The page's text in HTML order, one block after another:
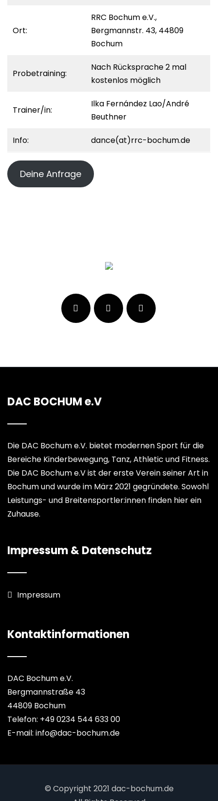
Ort:
RRC Bochum e.V.,
Bergmannstr. 43, 44809
Bochum
Probetraining:
Nach Rücksprache 2 mal
kostenlos möglich
Trainer/in:
Ilka Fernández Lao/André
Beuthner
Info: dance(at)rrc-bochum.de
Deine Anfrage
DAC BOCHUM e.V
Die DAC Bochum e.V. bietet modernen Sport für die
Bereiche Kinderbewegung, Tanz, Athletic und Fitness.
Die DAC Bochum e.V ist der erste Verein seiner Art in
Bochum und wurde im März 2021 gegründete. Sowohl
Leistungs- und Breitensportler:innen finden hier ein
Zuhause.
Impressum & Datenschutz
Impressum
Kontaktinformationen
DAC Bochum e.V.
Bergmannstraße 43
44809 Bochum
Telefon: +49 0234 544 633 00
E-mail: info@dac-bochum.de
© Copyright 2021 dac-bochum.de